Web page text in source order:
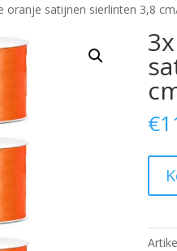
oranje satijnen sierlinten 3,8
€